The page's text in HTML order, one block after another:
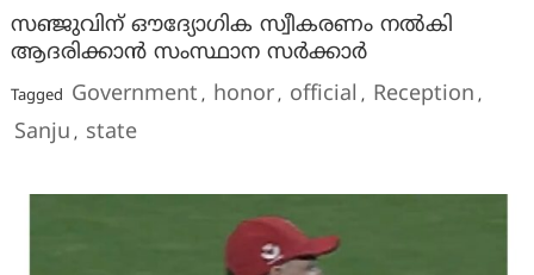
സഞ്ജുവിന് ഔദ്യോഗിക സ്വീകരണം നൽകി
ആദരിക്കാൻ സംസ്ഥാന സർക്കാർ
Tagged Government , honor, official , Reception ,
Sanju , state